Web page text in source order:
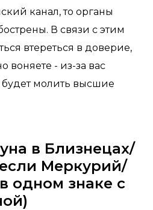
канал, то органы
В связи с этим
втереться в доверие,
воняете - из-за вас
молить высшие
в Близнецах/
Меркурий/
одном знаке с